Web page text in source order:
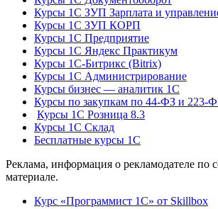
Курсы 1С ЗУП Зарплата и
Курсы 1С ЗУП КОРП
Курсы 1С Предприятие
Курсы 1С Яндекс Практикум
Курсы 1С-Битрикс (Bitrix)
Курсы 1С Администрирование
Курсы бизнес — аналитик 1С
Курсы по закупкам по 44‑ФЗ и
Курсы 1С Розница 8.3
Курсы 1С Склад
Бесплатные курсы 1С
Реклама, информация о рекламодателе по
материале.
Курс «Программист 1С» от Skillbox